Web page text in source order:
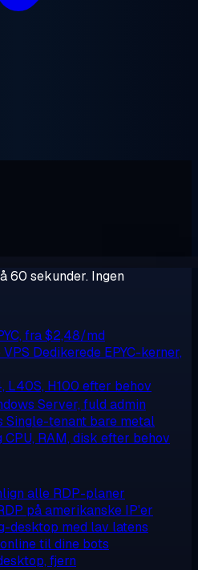
60 sekunder. Ingen
fra $2,48/md
Dedikerede EPYC-kerner,
L40S, H100 efter behov
Server, fuld admin
Single-tenant bare metal
RAM, disk efter behov
alle RDP-planer
på amerikanske IP'er
desktop med lav latens
til dine bots
fjern